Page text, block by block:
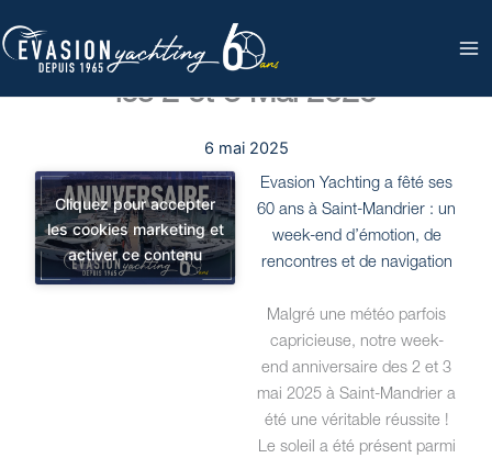
au
contenuLes 60ans d’Evasion Yachting
les 2 et 3 Mai 2025
6 mai 2025
Evasion Yachting a fêté ses
60 ans à Saint-Mandrier : un
week-end d’émotion, de
rencontres et de navigation
Malgré une météo parfois
capricieuse, notre week-
end anniversaire des 2 et 3
mai 2025 à Saint-Mandrier a
été une véritable réussite !
Le soleil a été présent parmi
Cliquez pour accepter
les cookies marketing et
activer ce contenu